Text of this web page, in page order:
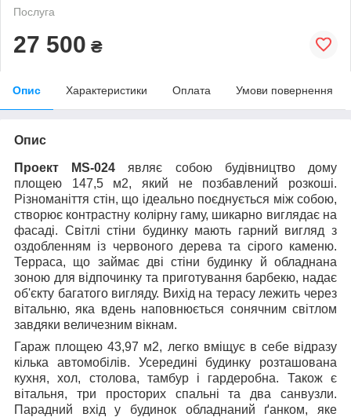
Послуга
27 500 ₴
Опис Характеристики Оплата Умови повернення
Опис
Проект MS-024 являє собою будівництво дому
площею 147,5 м2, який не позбавлений розкоші.
Різноманіття стін, що ідеально поєднується між собою,
створює контрастну колірну гаму, шикарно виглядає на
фасаді. Світлі стіни будинку мають гарний вигляд з
оздобленням із червоного дерева та сірого каменю.
Терраса, що займає дві стіни будинку й обладнана
зоною для відпочинку та приготування барбекю, надає
об'єкту багатого вигляду. Вихід на терасу лежить через
вітальню, яка вдень наповнюється сонячним світлом
завдяки величезним вікнам.
Гараж площею 43,97 м2, легко вміщує в себе відразу
кілька автомобілів. Усередині будинку розташована
кухня, хол, столова, тамбур і гардеробна. Також є
вітальня, три просторих спальні та два санвузли.
Парадний вхід у будинок обладнаний ґанком, яке